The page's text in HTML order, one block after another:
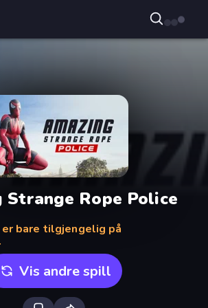
Strange Rope Police
bare tilgjengelig på
Vis andre spill